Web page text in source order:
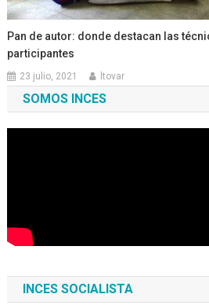
Pan de autor: donde destacan las
participantes
23 julio, 2021 ltovar
SOMOS INCES
INCES SOCIALISTA